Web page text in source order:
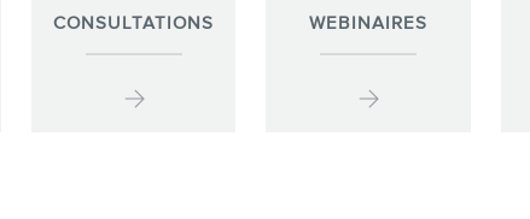
CONSULTATIONS WEBINAIRES